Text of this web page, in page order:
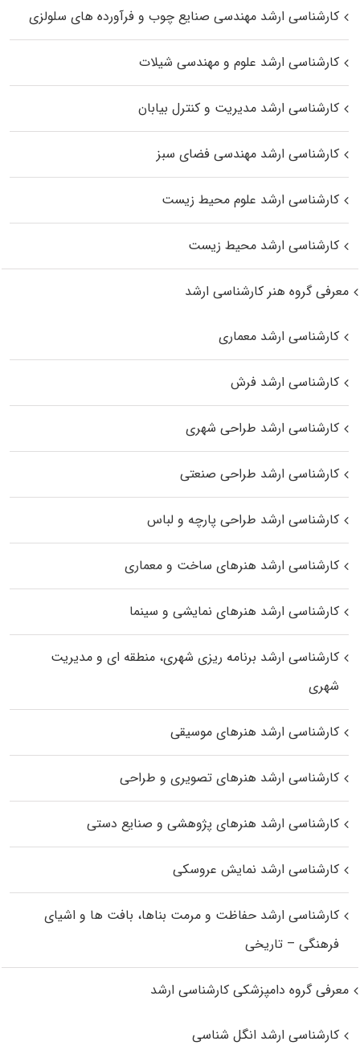
کارشناسی ارشد مهندسی صنایع چوب و فرآورده‌ های سلولزی
کارشناسی ارشد علوم و مهندسی شیلات
کارشناسی ارشد مدیریت و کنترل بیابان
کارشناسی ارشد مهندسی فضای سبز
کارشناسی ارشد علوم محیط‌ زیست
کارشناسی ارشد محیط زیست
معرفی گروه هنر کارشناسی ارشد
کارشناسی ارشد معماری
کارشناسی ارشد فرش
کارشناسی ارشد طراحی شهری
کارشناسی ارشد طراحی صنعتی
کارشناسی ارشد طراحی پارچه و لباس
کارشناسی ارشد هنرهای ساخت و معماری
کارشناسی ارشد هنرهای نمایشی و سینما
کارشناسی ارشد برنامه ریزی شهری، منطقه‌ ای و مدیریت
شهری
کارشناسی ارشد هنرهای موسیقی
کارشناسی ارشد هنرهای تصویری و طراحی
کارشناسی ارشد هنرهای پژوهشی و صنایع دستی
کارشناسی ارشد نمایش عروسکی
کارشناسی ارشد حفاظت و مرمت بناها، بافت‌ ها و اشیای
فرهنگی – تاریخی
معرفی گروه دامپزشکی کارشناسی ارشد
کارشناسی ارشد انگل شناسی